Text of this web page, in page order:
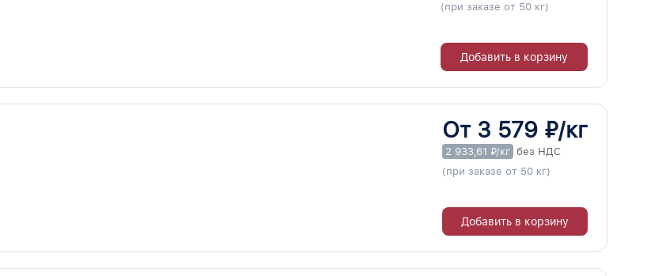
(при заказе от 50 кг)
Добавить в корзину
От 3 579 ₽/кг
2 933,61 ₽/кг без НДС
(при заказе от 50 кг)
Добавить в корзину